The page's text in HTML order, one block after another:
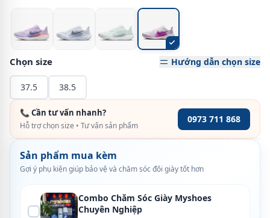
Chọn size Hướng dẫn chọn size
37.5 38.5
📞 Cần tư vấn nhanh?
Hỗ trợ chọn size • Tư vấn sản phẩm
0973 711 868
Sản phẩm mua kèm
Gợi ý phụ kiện giúp bảo vệ và chăm sóc đôi giày tốt hơn
Combo Chăm Sóc Giày Myshoes
Chuyên Nghiệp